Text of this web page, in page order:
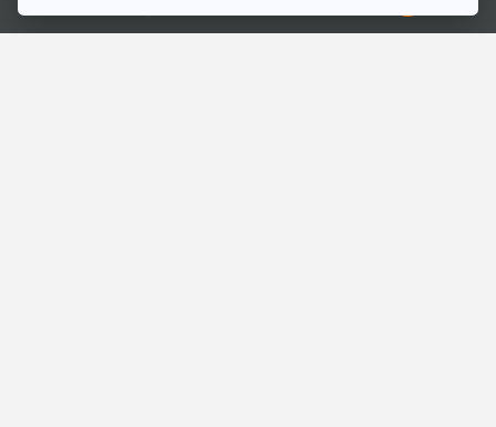
Ⓒ 2020 องค์การกระจายเสียงและแพร่ภาพสาธารณะแห่งประเทศไทย